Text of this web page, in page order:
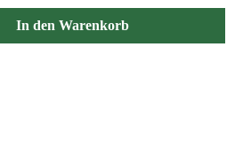
Wert ein oder
In den Warenkorb